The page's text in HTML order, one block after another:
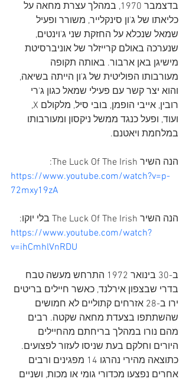
בדצמבר 1970, במהלך עצרת מחאה על
כליאתו של ג'ון סינקלייר, משורר ופעיל
שמאל שנכלא על החזקת שני ג'וינטים,
שנערכה באולם קרייזלר של אוניברסיטת
מישיגן באן ארבור. באותה תקופה
מעורבותו הפוליטית של ג'ון הייתה בשיאה,
והוא יצר קשר עם פעילי שמאל כגון ג'רי
רובין, אייבי הופמן, בובי סיל, מלקולם X,
ועוד, ופעל כנגד ממשל ניקסון ומעורבותו
במלחמת ויאטנם.
הנה השיר The Luck Of The Irish:
https://www.youtube.com/watch?v=p-
72mxy19zA
הנה השיר The Luck Of The Irish בלי יוקו:
https://www.youtube.com/watch?
v=ihCmhlVnRDU
ב-30 בינואר 1972 התרחש מעשה טבח
בדרי שבצפון אירלנד, כאשר חיילים בריטים
ירו ב-28 אזרחים קתוליים לא חמושים
שהשתתפו בצעדת מחאה שקטה. רבים
מהם נורו במהלך בריחתם מהחיילים
היורים וחלקם בעת שניסו לעזור לפצועים.
כתוצאה מהירי נהרגו 14 מפגינים ורבים
אחרים נפצעו מכדורי גומי או מכות, ושניים